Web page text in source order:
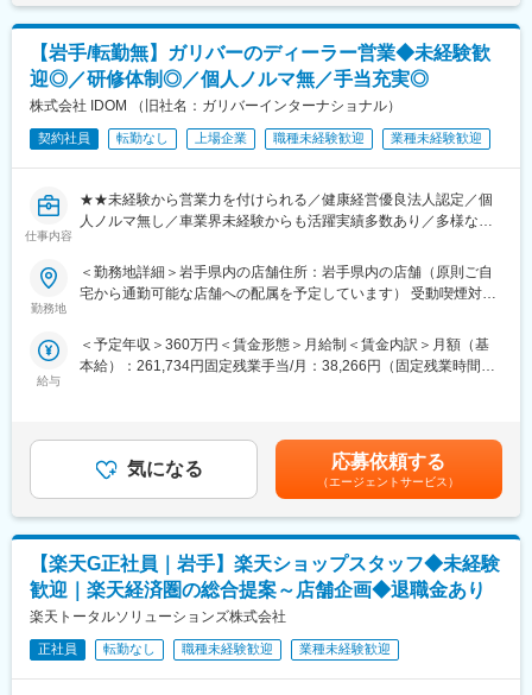
■キャリアパス：
現場からキャリアをスタートし、単店舗だけでなく複数店舗を統
括するスーパーバイザー（RSV）や、担当エリアの方針策定を行
うマネージャー等、より広いマネジメントにも挑戦できます。ま
た、東京本社での人事・業務統括など、店舗運営を支える役割へ
ていきたいか、経験を積みながら多様なキャリアを描ける環境で
■組織構成：
1店舗あたり店長1名、スタッフ5～15名で運営。チームワークを
■当社について：
ム・インフラ整備までを一括提供しています。
・スマホの初期設定・データ移行サポート
・問い合わせ対応
◇店舗運営
・店舗での電話応対
・在庫管理、売り場づくり、POP作成
・KPI管理・数値振り返り
■教育体制：
サービス知識・業務の流れなど基礎から学べ、楽天グループ共通
のeラーニングでビジネススキルの習得も可能。未経験でも安心し
■このポジションの魅力：
◇未経験でも成長しやすいシンプルなオペレーション
く、早期に独り立ちが可能です。
◇事業づくりに携われるやりがい
後発キャリアだからこそ柔軟で風通しがよく、改善提案や企画が
店舗運営に活かされやすい文化があります。
■キャリアパス：
スタッフ（R CREW）から店長を経てRSV（スーパーバイザー）
へステップアップが可能です。RSV経験後はマネジメントや本部
への異動の道もあり、長期的にキャリア形成ができます。まずは
【岩手/転勤無】ガリバーのディーラー営業◆未経験歓
迎◎／研修体制◎／個人ノルマ無／手当充実◎
株式会社 IDOM （旧社名：ガリバーインターナショナル）
契約社員 転勤なし 上場企業 職種未経験歓迎 業種未経験歓迎
仕事内容
★★未経験から営業力を付けられる／健康経営優良法人認定／個
人ノルマ無し／車業界未経験からも活躍実績多数あり／多様なキ
い！★★
全国に約460店舗展開し、業界実績トップクラスを誇る中古車販
■業務内容：
・お客様との提案商談（自動車の販売、買取、その他サービスの
ご提案）
・来店集客活動（webサイトへの情報登録、店舗ブログの更新な
ど）
・その他店舗運営業務 等
1店舗あたり約6名程度、一部10名以上の社員がいる大型店舗もあ
ります。
勤務地
＜勤務地詳細＞岩手県内の店舗住所：岩手県内の店舗（原則ご自
宅から通勤可能な店舗への配属を予定しています） 受動喫煙対
給与
＜予定年収＞360万円＜賃金形態＞月給制＜賃金内訳＞月額（基
本給）：261,734円固定残業手当/月：38,266円（固定残業時間20
舗スタッフ年収634万円 入社4年目 営業主任年収855万円 入社6年
目 店長賃金はあくまでも目安の金額であり、選考を通じて上下す
る可能性があります。月給(月額)は固定手当を含めた表記です。
気になる 応募依頼する
（エージェントサービス）
【楽天G正社員｜岩手】楽天ショップスタッフ◆未経験
歓迎｜楽天経済圏の総合提案～店舗企画◆退職金あり
楽天トータルソリューションズ株式会社
正社員 転勤なし 職種未経験歓迎 業種未経験歓迎